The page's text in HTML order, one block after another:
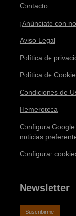
Contacto
¡Anúnciate con
Aviso Legal
Política de
Política de
Condiciones de
Hemeroteca
Configura
noticias
Configurar
Newsletter
Suscribirme